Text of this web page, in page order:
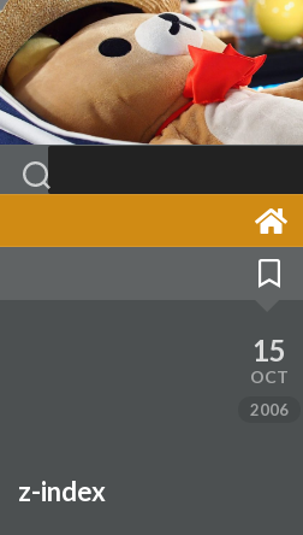
Skip
to
content
15
OCT
2006
z-index